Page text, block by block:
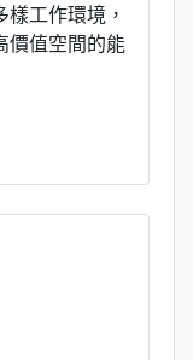
工作環境，
價值空間的能